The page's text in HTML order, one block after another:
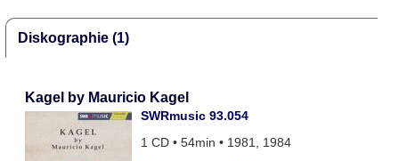
Diskographie (1)
Kagel by Mauricio Kagel
SWRmusic 93.054
1 CD • 54min • 1981, 1984